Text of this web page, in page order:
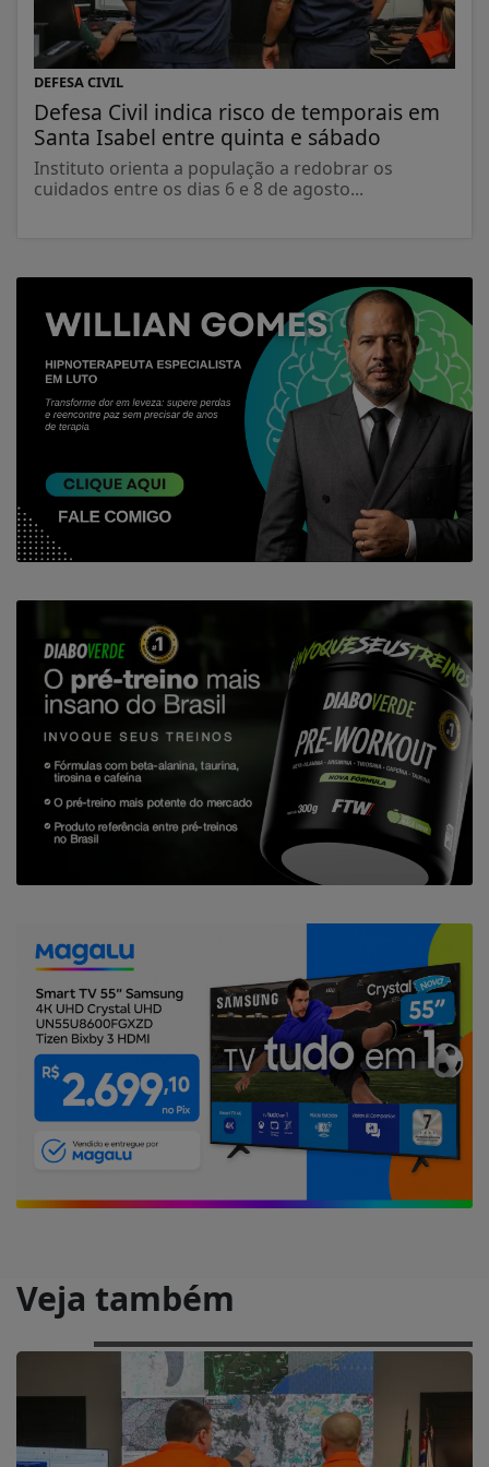
DEFESA CIVIL
Defesa Civil indica risco de temporais em
Santa Isabel entre quinta e sábado
Instituto orienta a população a redobrar os
cuidados entre os dias 6 e 8 de agosto...
Veja também